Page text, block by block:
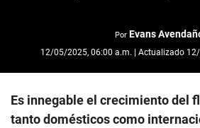
Por Evans
12/05/2025, 06:00 a.m. | Actualizado
Es innegable el crecimiento del
tanto domésticos como